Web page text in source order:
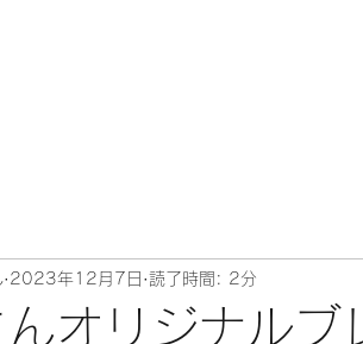
んオリジナルブ
2023年12月7日 読了時間: 2分